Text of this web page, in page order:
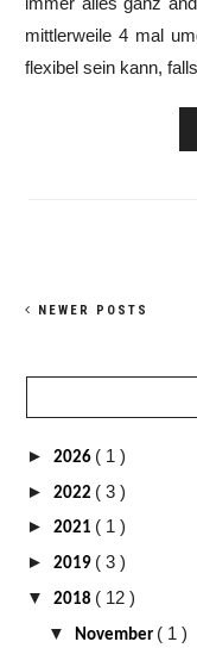
mittlerweile 4 mal
flexibel sein kann,
NEWER POSTS
►2026 ( 1 )
►2022 ( 3 )
►2021 ( 1 )
►2019 ( 3 )
▼2018 ( 12 )
▼November ( 1 )